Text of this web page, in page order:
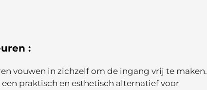
:
vouwen in zichzelf om de ingang vrij te maken.
praktisch en esthetisch alternatief voor